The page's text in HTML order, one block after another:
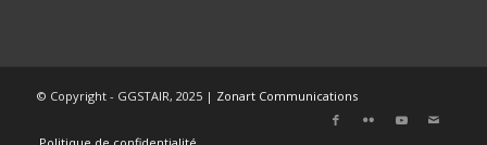
© Copyright - GGSTAIR, 2025 | Zonart Communications